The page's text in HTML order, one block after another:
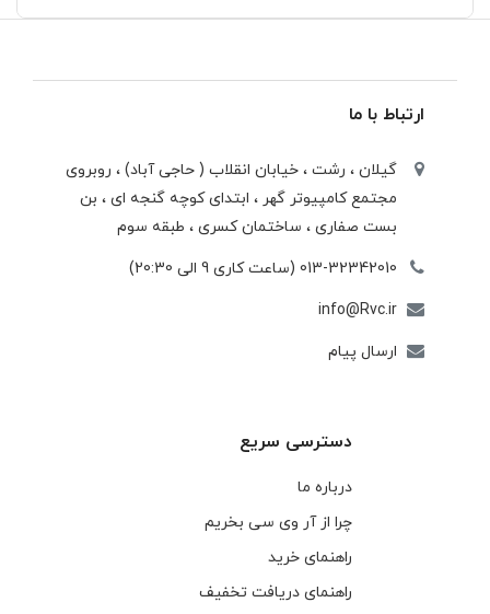
ارتباط با ما
گیلان ، رشت ، خيابان انقلاب ( حاجی آباد) ، روبروی
مجتمع كامپيوتر گهر ، ابتدای كوچه گنجه ای ، بن
بست صفاری ، ساختمان كسری ، طبقه سوم
013-32342010 (ساعت کاری 9 الی 20:30)
info@Rvc.ir
ارسال پیام
دسترسی سریع
درباره ما
چرا از آر وی سی بخریم
راهنمای خرید
راهنمای دریافت تخفیف